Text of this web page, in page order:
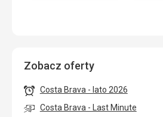
Zobacz oferty
Costa Brava - lato 2026
Costa Brava - Last Minute